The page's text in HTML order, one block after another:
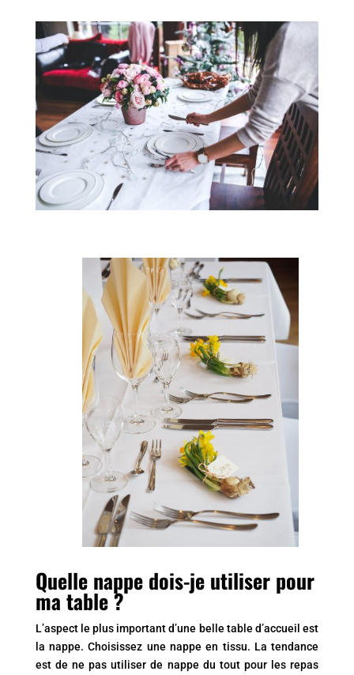
Quelle nappe dois-je utiliser pour
ma table ?
L’aspect le plus important d’une belle table d’accueil est
la nappe. Choisissez une nappe en tissu. La tendance
est de ne pas utiliser de nappe du tout pour les repas